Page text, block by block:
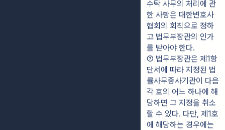
수탁 사무의 처리에 관
한 사항은 대한변호사
협회의 회칙으로 정하
고 법무부장관의 인가
를 받아야 한다.
⑦ 법무부장관은 제1항
단서에 따라 지정된 법
률사무종사기관이 다음
각 호의 어느 하나에 해
당하면 그 지정을 취소
할 수 있다. 다만, 제1호
에 해당하는 경우에는